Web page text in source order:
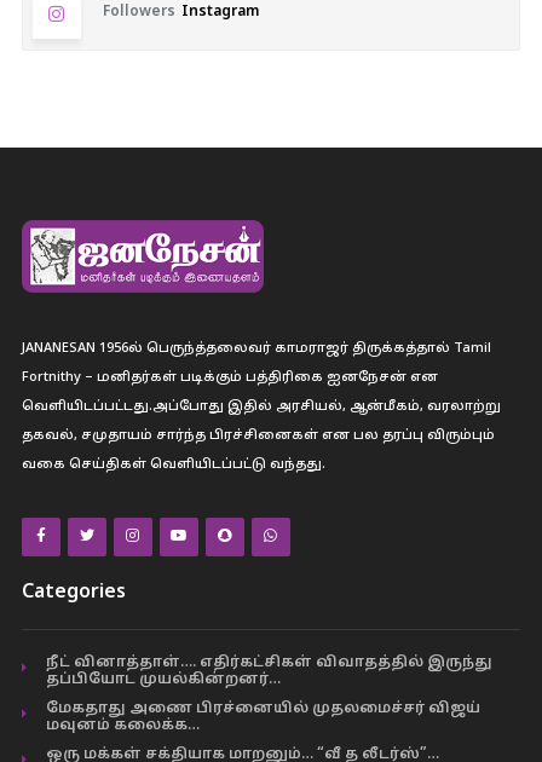
Followers Instagram
JANANESAN 1956ல் பெருந்த்தலைவர் காமராஜர் திருக்கத்தால் Tamil
Fortnithy – மனிதர்கள் படிக்கும் பத்திரிகை ஐனநேசன் என
வெளியிடப்பட்டது.அப்போது இதில் அரசியல், ஆன்மீகம், வரலாற்று
தகவல், சமுதாயம் சார்ந்த பிரச்சினைகள் என பல தரப்பு விரும்பும்
வகை செய்திகள் வெளியிடப்பட்டு வந்தது.
Categories
நீட் வினாத்தாள்…. எதிர்கட்சிகள் விவாதத்தில் இருந்து
தப்பியோட முயல்கின்றனர்…
மேகதாது அணை பிரச்னையில் முதலமைச்சர் விஜய்
மவுனம் கலைக்க…
ஒரு மக்கள் சக்தியாக மாறனும்… “வீ த லீடர்ஸ்”…